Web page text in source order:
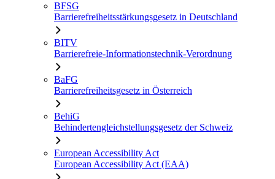
BFSG
Barrierefreiheitsstärkungsgesetz in Deutschland
BITV
Barrierefreie-Informationstechnik-Verordnung
BaFG
Barrierefreiheitsgesetz in Österreich
BehiG
Behindertengleichstellungsgesetz der Schweiz
European Accessibility Act
European Accessibility Act (EAA)